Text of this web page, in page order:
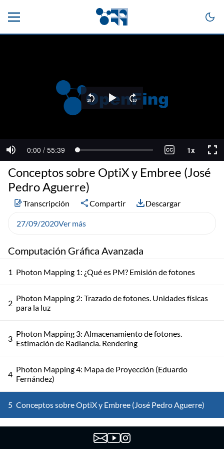
Computación Gráfica Avanzada
1 Photon Mapping 1: ¿Qué es PM? Emisión de fotones
2 Photon Mapping 2: Trazado de fotones. Unidades físicas
para la luz
3 Photon Mapping 3: Almacenamiento de fotones.
Estimación de Radiancia. Rendering
4 Photon Mapping 4: Mapa de Proyección (Eduardo
Fernández)
5 Conceptos sobre OptiX y Embree (José Pedro Aguerre)
Pipeline Gráfico Programable (José Pedro Aguerre)
Conceptos sobre OptiX y Embree (José
Pedro Aguerre)
Transcripción Compartir Descargar
27/09/2020Ver más